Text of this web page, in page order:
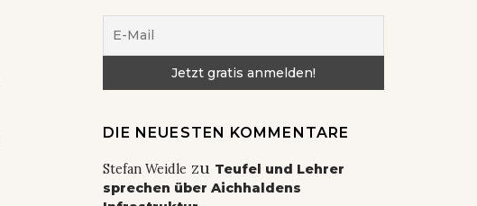
DIE NEUESTEN KOMMENTARE
Stefan Weidle zu Teufel und Lehrer
sprechen über Aichhaldens